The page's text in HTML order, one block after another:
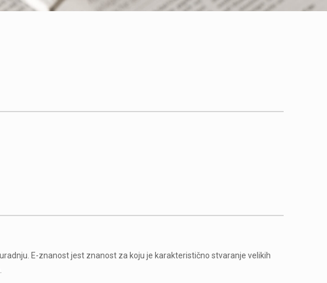
E-znanost jest znanost za koju je karakteristično stvaranje velikih